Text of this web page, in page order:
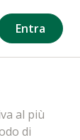
Entra
al più
di